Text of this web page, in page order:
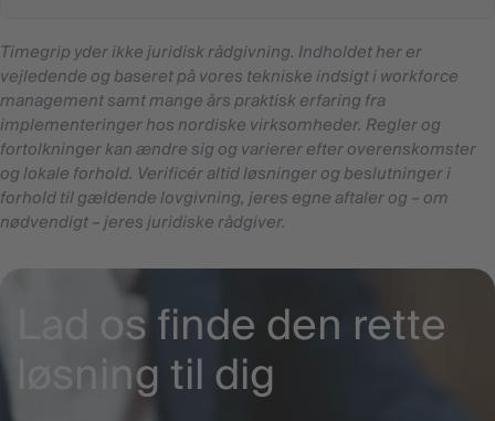
Timegrip yder ikke juridisk rådgivning. Indholdet her er
vejledende og baseret på vores tekniske indsigt i workforce
management samt mange års praktisk erfaring fra
implementeringer hos nordiske virksomheder. Regler og
fortolkninger kan ændre sig og varierer efter overenskomster
og lokale forhold. Verificér altid løsninger og beslutninger i
forhold til gældende lovgivning, jeres egne aftaler og – om
nødvendigt – jeres juridiske rådgiver.
Lad os finde den rette
løsning til dig